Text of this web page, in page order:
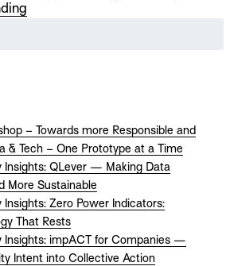
– Towards more Responsible and
& Tech – One Prototype at a Time
Insights: QLever — Making Data
More Sustainable
Insights: Zero Power Indicators:
That Rests
Insights: impACT for Companies —
Intent into Collective Action